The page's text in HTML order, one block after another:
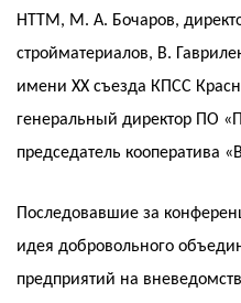
НТТМ, М. А. Бочаров,
стройматериалов, В.
имени XX съезда КПСС
генеральный директор ПО
председатель кооператива
Последовавшие за
идея добровольного
предприятий на